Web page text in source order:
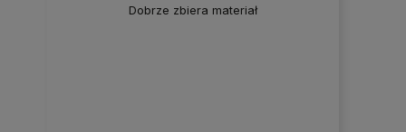
Dobrze zbiera materiał